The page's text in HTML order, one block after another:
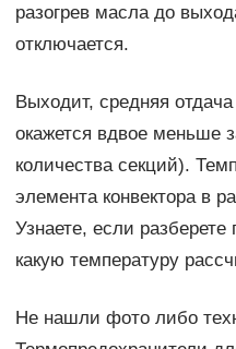
разогрев масла до
отключается.
Выходит, средняя
окажется вдвое меньше
количества секций).
элемента конвектора в
Узнаете, если
какую температуру
Не нашли фото либо